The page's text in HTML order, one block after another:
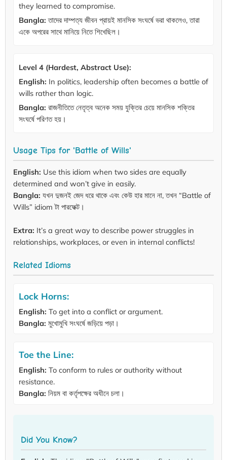
they learned to compromise.
Bangla: তাদের দাম্পত্য জীবন প্রায়ই মানসিক সংঘর্ষে ভরা থাকলেও, তারা
একে অপরের সাথে মানিয়ে নিতে শিখেছিল।
Level 4 (Hardest, Abstract Use):
English: In politics, leadership often becomes a battle of
wills rather than logic.
Bangla: রাজনীতিতে নেতৃত্ব অনেক সময় যুক্তির চেয়ে মানসিক শক্তির
সংঘর্ষে পরিণত হয়।
Usage Tips for 'Battle of Wills'
English: Use this idiom when two sides are equally
determined and won’t give in easily.
Bangla: যখন দুজনই জেদ ধরে থাকে এবং কেউ হার মানে না, তখন “Battle of
Wills” idiom টা পারফেক্ট।
Extra: It’s a great way to describe power struggles in
relationships, workplaces, or even in internal conflicts!
Related Idioms
Lock Horns:
English: To get into a conflict or argument.
Bangla: মুখোমুখি সংঘর্ষে জড়িয়ে পড়া।
Toe the Line:
English: To conform to rules or authority without
resistance.
Bangla: নিয়ম বা কর্তৃপক্ষের অধীনে চলা।
Did You Know?